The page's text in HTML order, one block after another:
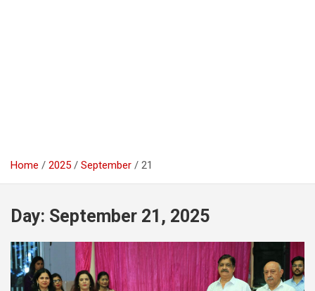
Home 2025 September 21
Day: September 21, 2025